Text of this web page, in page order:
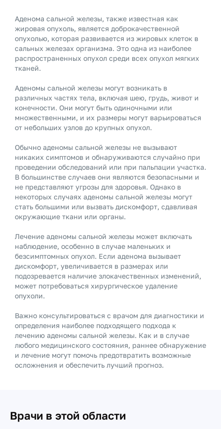
Аденома сальной железы, также известная как
жировая опухоль, является доброкачественной
опухолью, которая развивается из жировых клеток в
сальных железах организма. Это одна из наиболее
распространенных опухол среди всех опухол мягких
тканей.
Аденомы сальной железы могут возникать в
различных частях тела, включая шею, грудь, живот и
конечности. Они могут быть одиночными или
множественными, и их размеры могут варьироваться
от небольших узлов до крупных опухол.
Обычно аденомы сальной железы не вызывают
никаких симптомов и обнаруживаются случайно при
проведении обследований или при пальпации участка.
В большинстве случаев они являются безопасными и
не представляют угрозы для здоровья. Однако в
некоторых случаях аденомы сальной железы могут
стать большими или вызвать дискомфорт, сдавливая
окружающие ткани или органы.
Лечение аденомы сальной железы может включать
наблюдение, особенно в случае маленьких и
безсимптомных опухол. Если аденома вызывает
дискомфорт, увеличивается в размерах или
подозревается наличие злокачественных изменений,
может потребоваться хирургическое удаление
опухоли.
Важно консультироваться с врачом для диагностики и
определения наиболее подходящего подхода к
лечению аденомы сальной железы. Как и в случае
любого медицинского состояния, раннее обнаружение
и лечение могут помочь предотвратить возможные
осложнения и обеспечить лучший прогноз.
Врачи в этой области